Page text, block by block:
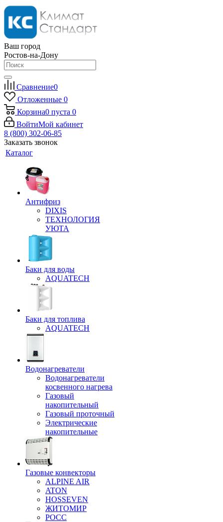
Ваш город
Ростов-на-Дону
Сравнение0
Отложенные 0
Корзина0 пуста 0
ВойтиМой кабинет
8 (800) 302-06-85
Заказать звонок
Каталог
Антифриз
DIXIS
ТЕХНОЛОГИЯ
УЮТА
Баки для воды
AQUATECH
Баки для топлива
AQUATECH
Водонагреватели
Водонагреватели
косвенного нагрева
Газовый
накопительный
Газовый проточный
Электрические
накопительные
Газовые конвекторы
ALPINE AIR
ATON
HOSSEVEN
ЖИТОМИР
РОСС